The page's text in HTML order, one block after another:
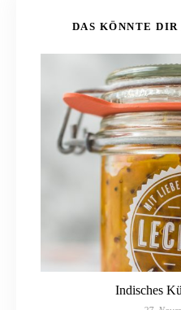
DAS KÖNNTE
Indisches